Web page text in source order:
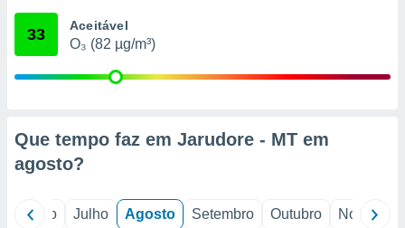
através
33 Aceitável
O₃ (82 µg/m³)
Que tempo faz em Jarudore - MT em
agosto?
Junho Julho Agosto Setembro Outubro Novembro